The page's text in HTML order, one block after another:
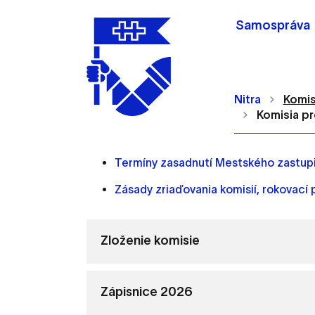
Samospráva
Nitra
Komisia
Termíny zasadnutí Mestského
Zásady zriaďovania komisií,
Zloženie komisie
Zápisnice 2026